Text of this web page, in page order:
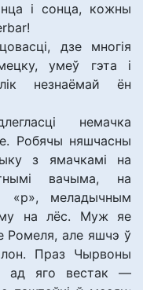
і сонца, кожны
дзе многія
умеў гэта і
незнаёмай ён
немачка
Робячы няшчасны
з ямачкамі на
вачыма, на
«р», меладычным
на лёс. Муж яе
Ромеля, але яшчэ ў
Праз Чырвоны
ад яго вестак —